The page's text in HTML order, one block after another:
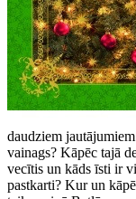
daudziem
vainags? Kāpēc tajā
vecītis un kāds īsti ir
pastkarti? Kur un